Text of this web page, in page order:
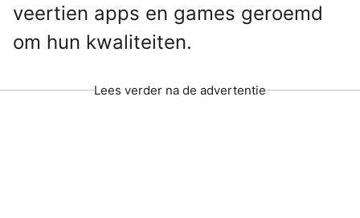
veertien apps en games geroemd
om hun kwaliteiten.
Lees verder na de advertentie